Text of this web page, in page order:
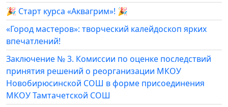
🎉 Старт курса «Аквагрим»! 🎉
«Город мастеров»: творческий калейдоскоп ярких
впечатлений!
Заключение № 3. Комиссии по оценке последствий
принятия решений о реорганизации МКОУ
Новобирюсинской СОШ в форме присоединения
МКОУ Тамтачетской СОШ